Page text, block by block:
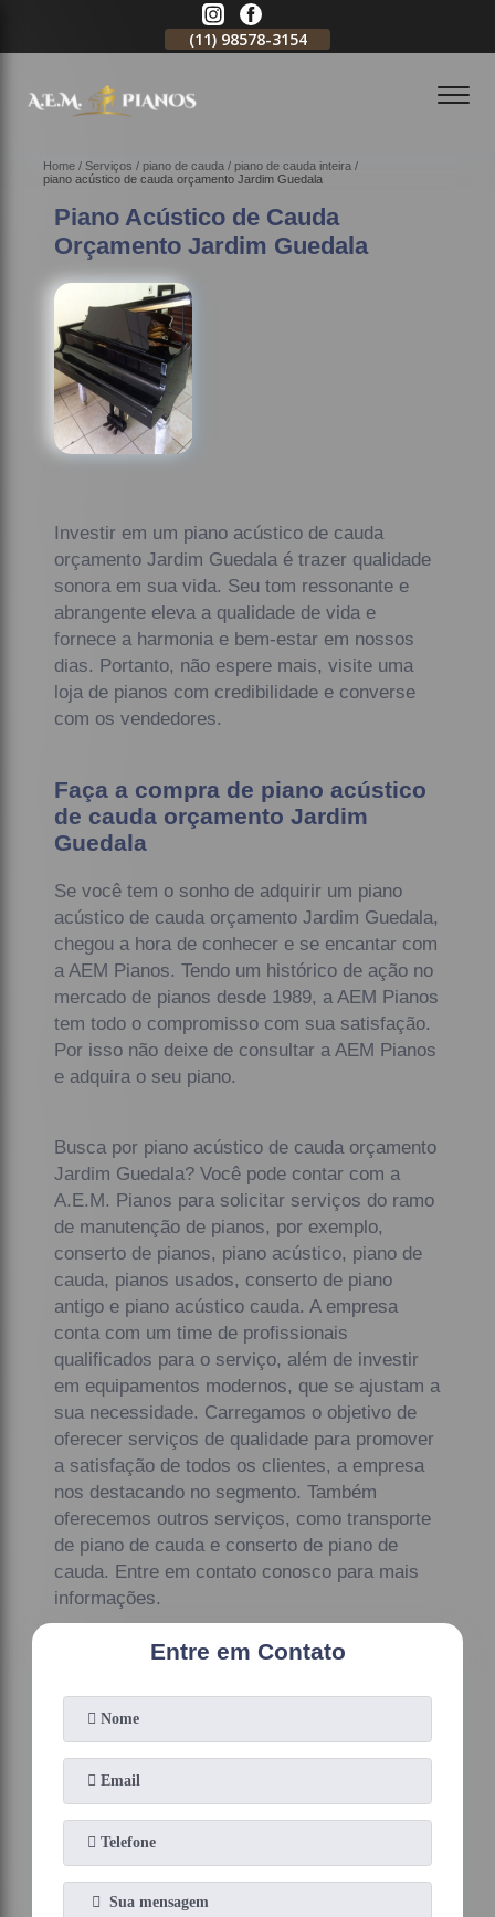
(11) 98578-3154
Home Serviços piano de cauda
piano de cauda inteira
piano acústico de cauda orçamento Jardim Guedala
Piano Acústico de Cauda
Orçamento Jardim Guedala
Investir em um piano acústico de cauda
orçamento Jardim Guedala é trazer qualidade
sonora em sua vida. Seu tom ressonante e
abrangente eleva a qualidade de vida e
fornece a harmonia e bem-estar em nossos
dias. Portanto, não espere mais, visite uma
loja de pianos com credibilidade e converse
com os vendedores.
Faça a compra de piano acústico
de cauda orçamento Jardim
Guedala
Se você tem o sonho de adquirir um piano
acústico de cauda orçamento Jardim Guedala,
chegou a hora de conhecer e se encantar com
a AEM Pianos. Tendo um histórico de ação no
mercado de pianos desde 1989, a AEM Pianos
tem todo o compromisso com sua satisfação.
Por isso não deixe de consultar a AEM Pianos
e adquira o seu piano.
Busca por piano acústico de cauda orçamento
Jardim Guedala? Você pode contar com a
A.E.M. Pianos para solicitar serviços do ramo
de manutenção de pianos, por exemplo,
conserto de pianos, piano acústico, piano de
cauda, pianos usados, conserto de piano
antigo e piano acústico cauda. A empresa
conta com um time de profissionais
qualificados para o serviço, além de investir
em equipamentos modernos, que se ajustam a
sua necessidade. Carregamos o objetivo de
oferecer serviços de qualidade para promover
a satisfação de todos os clientes, a empresa
nos destacando no segmento. Também
oferecemos outros serviços, como transporte
de piano de cauda e conserto de piano de
cauda. Entre em contato conosco para mais
informações.
Entre em Contato